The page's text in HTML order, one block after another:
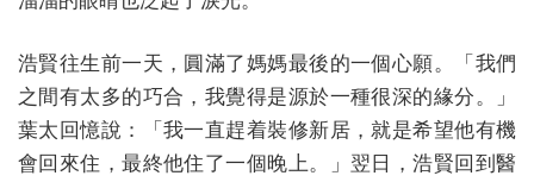
浩賢往生前一天，圓滿了媽媽最後的一個心願。「我們
之間有太多的巧合，我覺得是源於一種很深的緣分。」
葉太回憶說：「我一直趕着裝修新居，就是希望他有機
會回來住，最終他住了一個晚上。」翌日，浩賢回到醫